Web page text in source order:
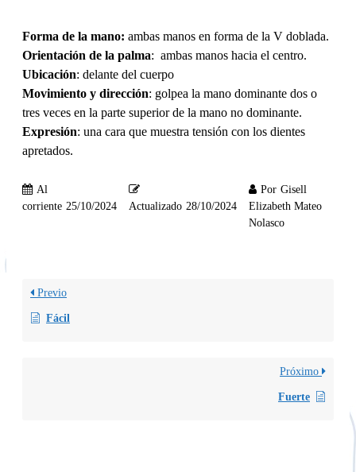
Forma de la mano: ambas manos en forma de la V doblada.
Orientación de la palma: ambas manos hacia el centro.
Ubicación: delante del cuerpo
Movimiento y dirección: golpea la mano dominante dos o
tres veces en la parte superior de la mano no dominante.
Expresión: una cara que muestra tensión con los dientes
apretados.
Al
corriente 25/10/2024 Actualizado 28/10/2024
Por Gisell
Elizabeth Mateo
Nolasco
Previo
Fácil
Próximo
Fuerte